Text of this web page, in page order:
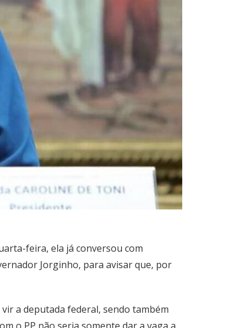
feira, ela já conversou com
Jorginho, para avisar que, por
a deputada federal, sendo também